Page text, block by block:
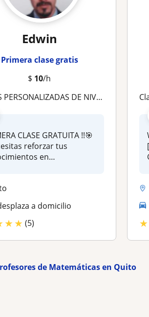
Edwin
Primera clase gratis
$ 10/h
DE NIVELACIÓN EN MATEMÁTICAS
CLASE GRATUITA !!🎯
reforzar tus
en
a domicilio
★★ (5) ★
de Matemáticas en Quito